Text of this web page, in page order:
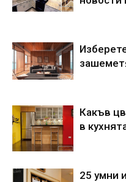
Какъв
в
25 умни